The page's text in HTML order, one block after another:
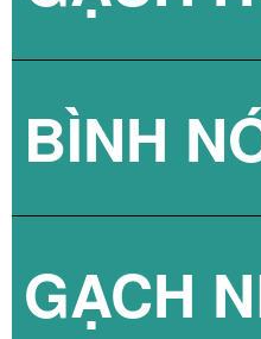
BÌNH
BÌNH
GẠCH